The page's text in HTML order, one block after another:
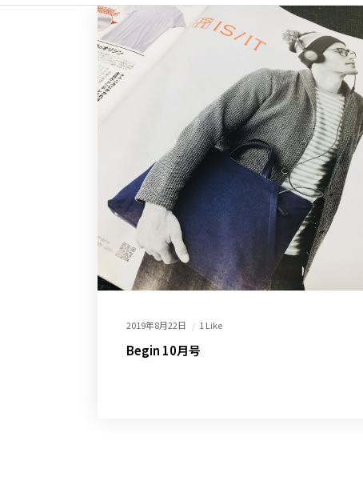
2019年8月22日 1 Like
Begin 10月号